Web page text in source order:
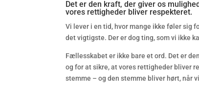
Det er den kraft, der giver os
vores rettigheder bliver respekteret.
Vi lever i en tid, hvor mange ikke føler sig
det vigtigste. Der er dog ting, som vi ikke
Fællesskabet er ikke bare et ord. Det er
og for at sikre, at vores rettigheder bliver
stemme – og den stemme bliver hørt, når